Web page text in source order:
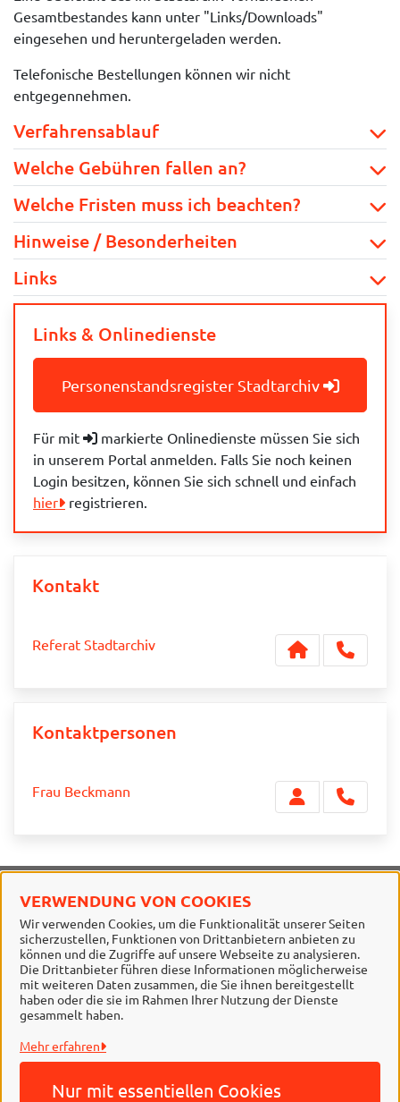
VERWENDUNG VON COOKIES
Wir verwenden Cookies, um die Funktionalität unserer Seiten
sicherzustellen, Funktionen von Drittanbietern anbieten zu
können und die Zugriffe auf unsere Webseite zu analysieren.
Die Drittanbieter führen diese Informationen möglicherweise
mit weiteren Daten zusammen, die Sie ihnen bereitgestellt
haben oder die sie im Rahmen Ihrer Nutzung der Dienste
gesammelt haben.
Mehr erfahren
Nur mit essentiellen Cookies
Gesamtbestandes kann unter "Links/Downloads"
eingesehen und heruntergeladen werden.
Telefonische Bestellungen können wir nicht
entgegennehmen.
Verfahrensablauf
Welche Gebühren fallen an?
Welche Fristen muss ich beachten?
Hinweise / Besonderheiten
Links
Links & Onlinedienste
Personenstandsregister Stadtarchiv
Für mit
markierte Onlinedienste müssen Sie sich
in unserem Portal anmelden. Falls Sie noch keinen
Login besitzen, können Sie sich schnell und einfach
hier
registrieren.
Kontakt
Referat Stadtarchiv
Kontaktpersonen
Frau Beckmann
Behördennummer 115
Stadt Braunschweig
Alle Rechte vorbehalten